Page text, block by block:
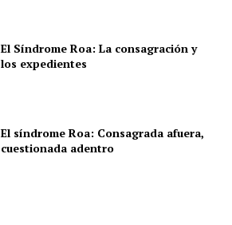
El Síndrome Roa: La consagración y
los expedientes
El síndrome Roa: Consagrada afuera,
cuestionada adentro